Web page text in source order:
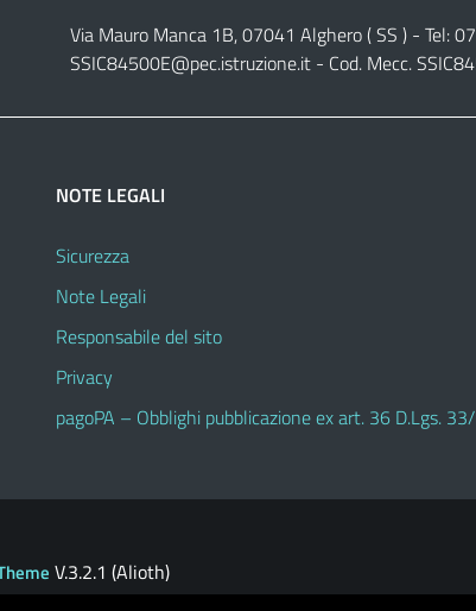
Via Mauro Manca 1B, 07041 Alghero ( SS ) - Tel:
SSIC84500E@pec.istruzione.it- Cod. Mecc.
NOTE LEGALI
Sicurezza
Note Legali
Responsabile del sito
Privacy
pagoPA – Obblighi pubblicazione ex art. 36 D.Lgs.
V.3.2.1 (Alioth)